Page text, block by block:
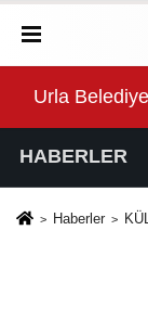
Özenli
Urla
HABERLER
Haberler